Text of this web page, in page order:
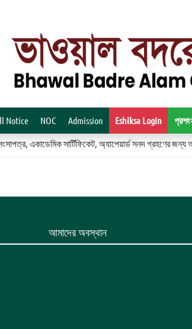
Notice NOC Admission Eshiksa Login
একাডেমিক সার্টিফিকেট, অ্যাপেয়ার্ড সনদ গ্রহণের
আমাদের অবস্থান